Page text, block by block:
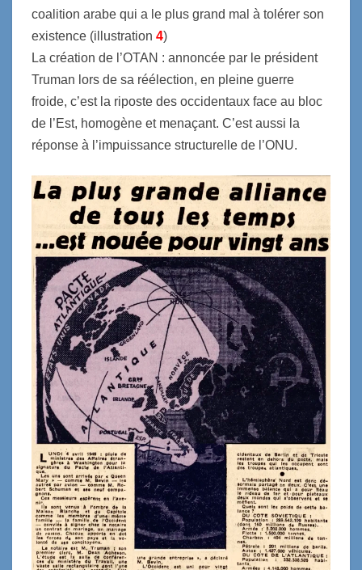
coalition arabe qui a le plus grand mal à tolérer son
existence (illustration 4)
La création de l’OTAN : annoncée par le président
Truman lors de sa réélection, en pleine guerre
froide, c’est la riposte des occidentaux face au bloc
de l’Est, homogène et menaçant. C’est aussi la
réponse à l’impuissance structurelle de l’ONU.